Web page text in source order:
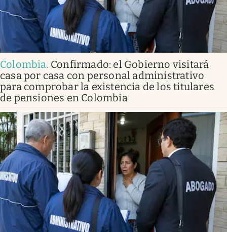
Colombia. Confirmado: el Gobierno visitará
casa por casa con personal administrativo
para comprobar la existencia de los titulares
de pensiones en Colombia